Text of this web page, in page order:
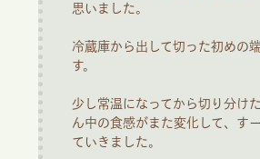
思いました。
冷蔵庫から出して切った初めの
す。
少し常温になってから切り分け
ん中の食感がまた変化して、す
ていきました。